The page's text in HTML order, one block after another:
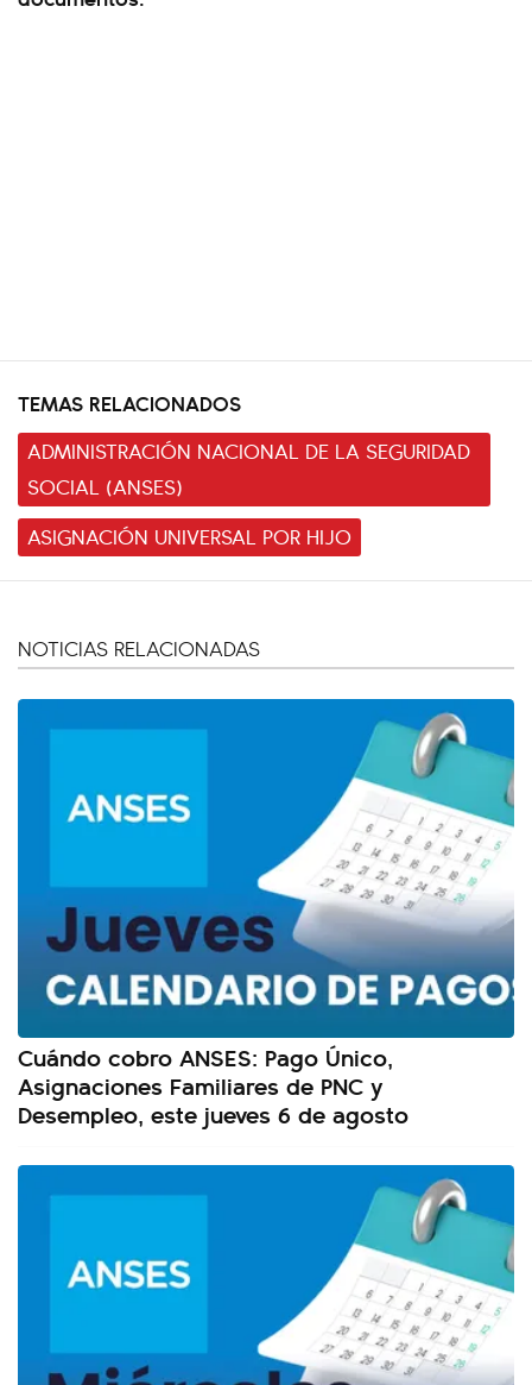
TEMAS RELACIONADOS
ADMINISTRACIÓN NACIONAL DE LA SEGURIDAD
SOCIAL (ANSES)
ASIGNACIÓN UNIVERSAL POR HIJO
NOTICIAS RELACIONADAS
Cuándo cobro ANSES: Pago Único,
Asignaciones Familiares de PNC y
Desempleo, este jueves 6 de agosto